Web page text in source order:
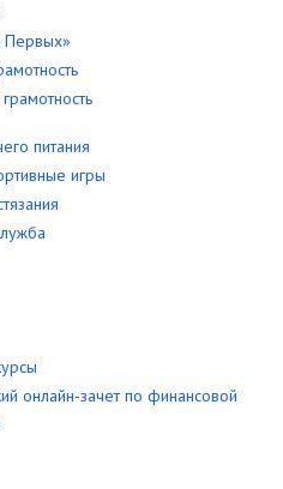
питания
игры
онлайн-зачет по финансовой